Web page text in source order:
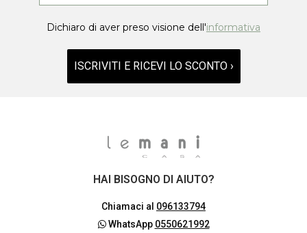
Dichiaro di aver preso visione dell'informativa
ISCRIVITI E RICEVI LO SCONTO ›
HAI BISOGNO DI AIUTO?
Chiamaci al 096133794
WhatsApp 0550621992